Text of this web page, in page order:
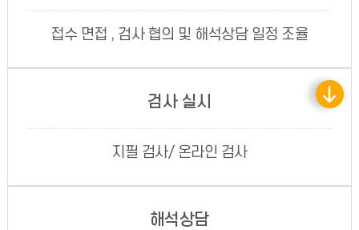
접수 면접 , 검사 협의 및 해석상담 일정 조율
검사 실시
지필 검사/ 온라인 검사
해석상담